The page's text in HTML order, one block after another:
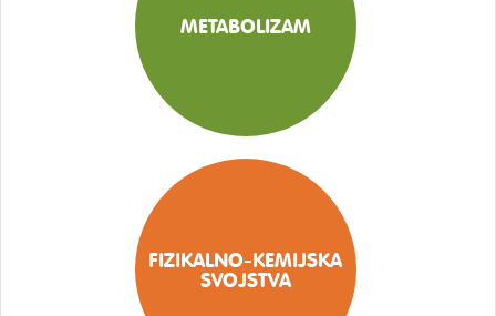
METABOLIZAM
FIZIKALNO-KEMIJSKA
SVOJSTVA